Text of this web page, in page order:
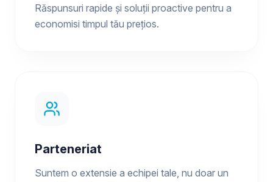
Răspunsuri rapide și soluții proactive pentru a
economisi timpul tău prețios.
Parteneriat
Suntem o extensie a echipei tale, nu doar un